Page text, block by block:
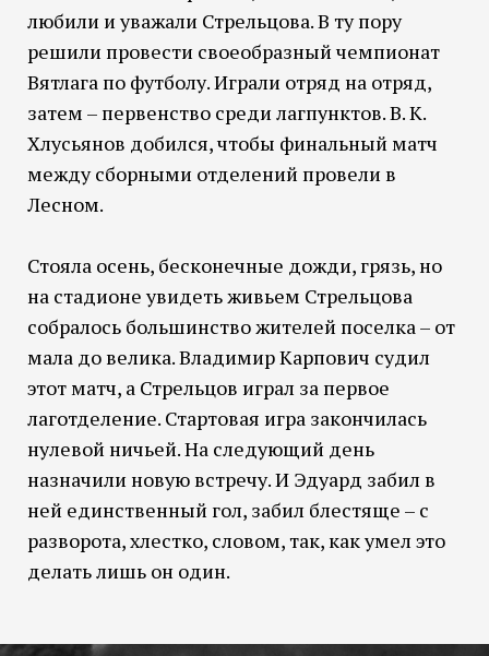
любили и уважали Стрельцова. В ту пору
решили провести своеобразный чемпионат
Вятлага по футболу. Играли отряд на отряд,
затем – первенство среди лагпунктов. В. К.
Хлусьянов добился, чтобы финальный матч
между сборными отделений провели в
Лесном.
Стояла осень, бесконечные дожди, грязь, но
на стадионе увидеть живьем Стрельцова
собралось большинство жителей поселка – от
мала до велика. Владимир Карпович судил
этот матч, а Стрельцов играл за первое
лаготделение. Стартовая игра закончилась
нулевой ничьей. На следующий день
назначили новую встречу. И Эдуард забил в
ней единственный гол, забил блестяще – с
разворота, хлестко, словом, так, как умел это
делать лишь он один.